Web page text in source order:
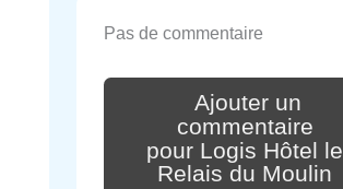
Pas de commentaire
Ajouter un
commentaire
pour Logis Hôtel le
Relais du Moulin